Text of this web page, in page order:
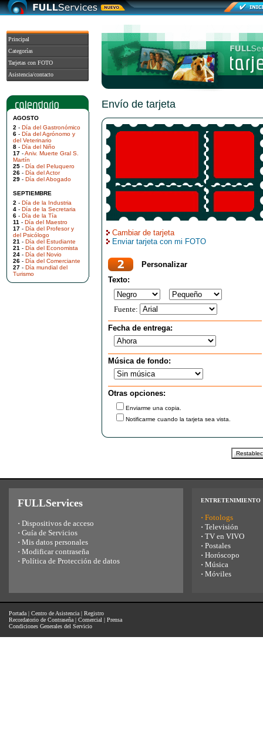
Principal
Categorías
Tarjetas con FOTO
Asistencia/contacto
AGOSTO
2 - Día del Gastronómico
6 - Día del Agrónomo y
del Veterinario
8 - Día del Niño
17 -Aniv. Muerte Gral S.
Martín
25 - Día del Peluquero
26 - Día del Actor
29 - Día del Abogado
SEPTIEMBRE
2 - Día de la Industria
4 - Día de la Secretaria
6 - Día de la Tía
11 - Día del Maestro
17 - Día del Profesor y
del Psicólogo
21 - Día del Estudiante
21 - Día del Economista
24 - Día del Novio
26 - Día del Comerciante
27 - Día mundial del
Turismo
Envío de tarjeta
Cambiar de tarjeta
Enviar tarjeta con mi FOTO
Personalizar
Texto:
Fuente:
Fecha de entrega:
Música de fondo:
Otras opciones:
Enviarme una copia.
Notificarme cuando la tarjeta sea vista.
FULLServices
· Dispositivos de acceso
· Guía de Servicios
· Mis datos personales
· Modificar contraseña
· Política de Protección de datos
ENTRETENIMIENTO
· Fotologs
· Televisión
· TV en VIVO
· Postales
· Horóscopo
· Música
· Móviles
Portada | Centro de Asistencia | Registro
Recordatorio de Contraseña | Comercial | Prensa
Condiciones Generales del Servicio